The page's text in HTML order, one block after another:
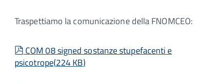
Traspettiamo la comunicazione della FNOMCEO:
pdf
COM 08 signed sostanze stupefacenti e
psicotrope(224 KB)